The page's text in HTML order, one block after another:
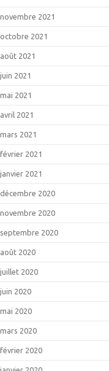
novembre 2021
octobre 2021
août 2021
juin 2021
mai 2021
avril 2021
mars 2021
février 2021
janvier 2021
décembre 2020
novembre 2020
septembre 2020
août 2020
juillet 2020
juin 2020
mai 2020
mars 2020
février 2020